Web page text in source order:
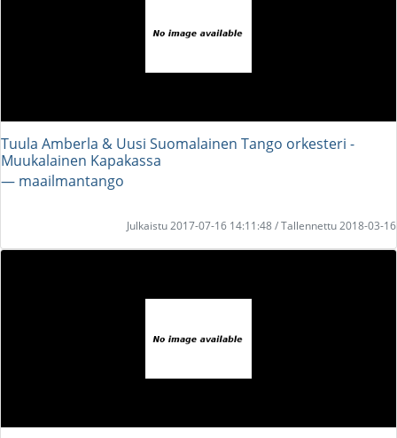
Tuula Amberla & Uusi Suomalainen Tango orkesteri -
Muukalainen Kapakassa
― maailmantango
Julkaistu 2017-07-16 14:11:48 / Tallennettu 2018-03-16